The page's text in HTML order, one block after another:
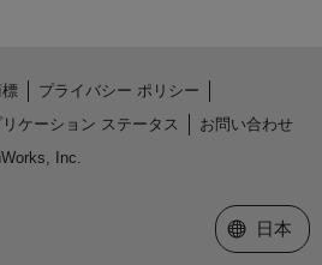
プライバシー ポリシー
ケーション ステータス
お問い合わせ
Inc.
Web サイ
日本